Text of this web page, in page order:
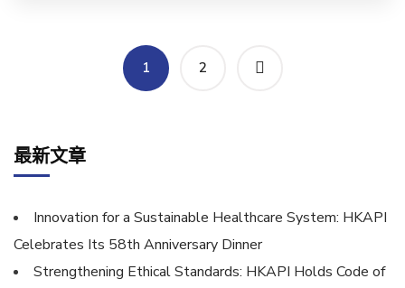
1 2
最新文章
Innovation for a Sustainable Healthcare System: HKAPI
Celebrates Its 58th Anniversary Dinner
Strengthening Ethical Standards: HKAPI Holds Code of